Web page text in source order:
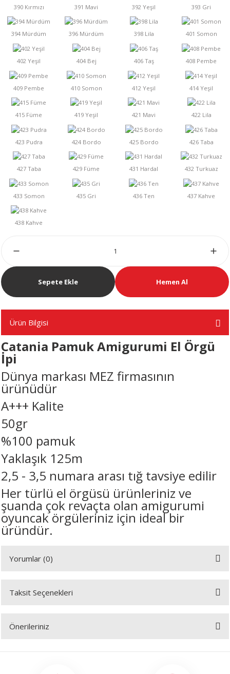
Sepete Ekle Hemen Al
Ürün Bilgisi
Catania Pamuk Amigurumi El Örgü
İpi
Dünya markası MEZ firmasının
ürünüdür
A+++ Kalite
50gr
%100 pamuk
Yaklaşık 125m
2,5 - 3,5 numara arası tığ tavsiye edilir
Her türlü el örgüsü ürünleriniz ve
şuanda çok revaçta olan amigurumi
oyuncak örgüleriniz için ideal bir
üründür.
Yorumlar (0)
Bu ürüne ilk yorumu siz yapın!
Taksit Seçenekleri
Önerileriniz